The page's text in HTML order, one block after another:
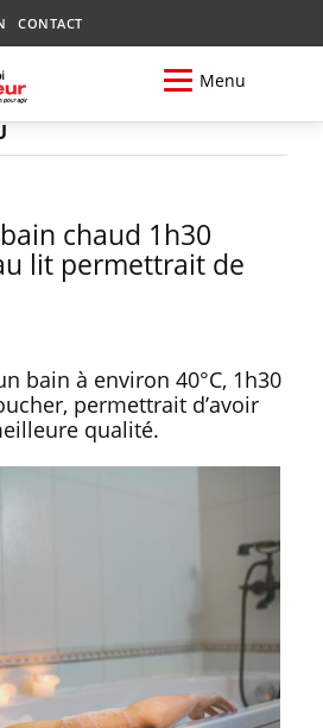
CONTACT
Menu
chaud 1h30
lit permettrait de
bain à environ 40°C, 1h30
permettrait d’avoir
qualité.